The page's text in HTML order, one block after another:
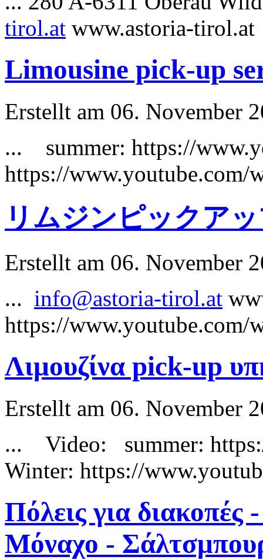
tirol.at www.astoria-
Limousine pick-up
Erstellt am 06. November
... summer: https://
https://
リムジンピックア
Erstellt am 06. November
... info@astoria-tirol.at
https://www.youtube.com/
Λιμουζίνα pick-up
Erstellt am 06. November
... Video: summer:
Winter: https://
Πόλεις για
Μόναχο -